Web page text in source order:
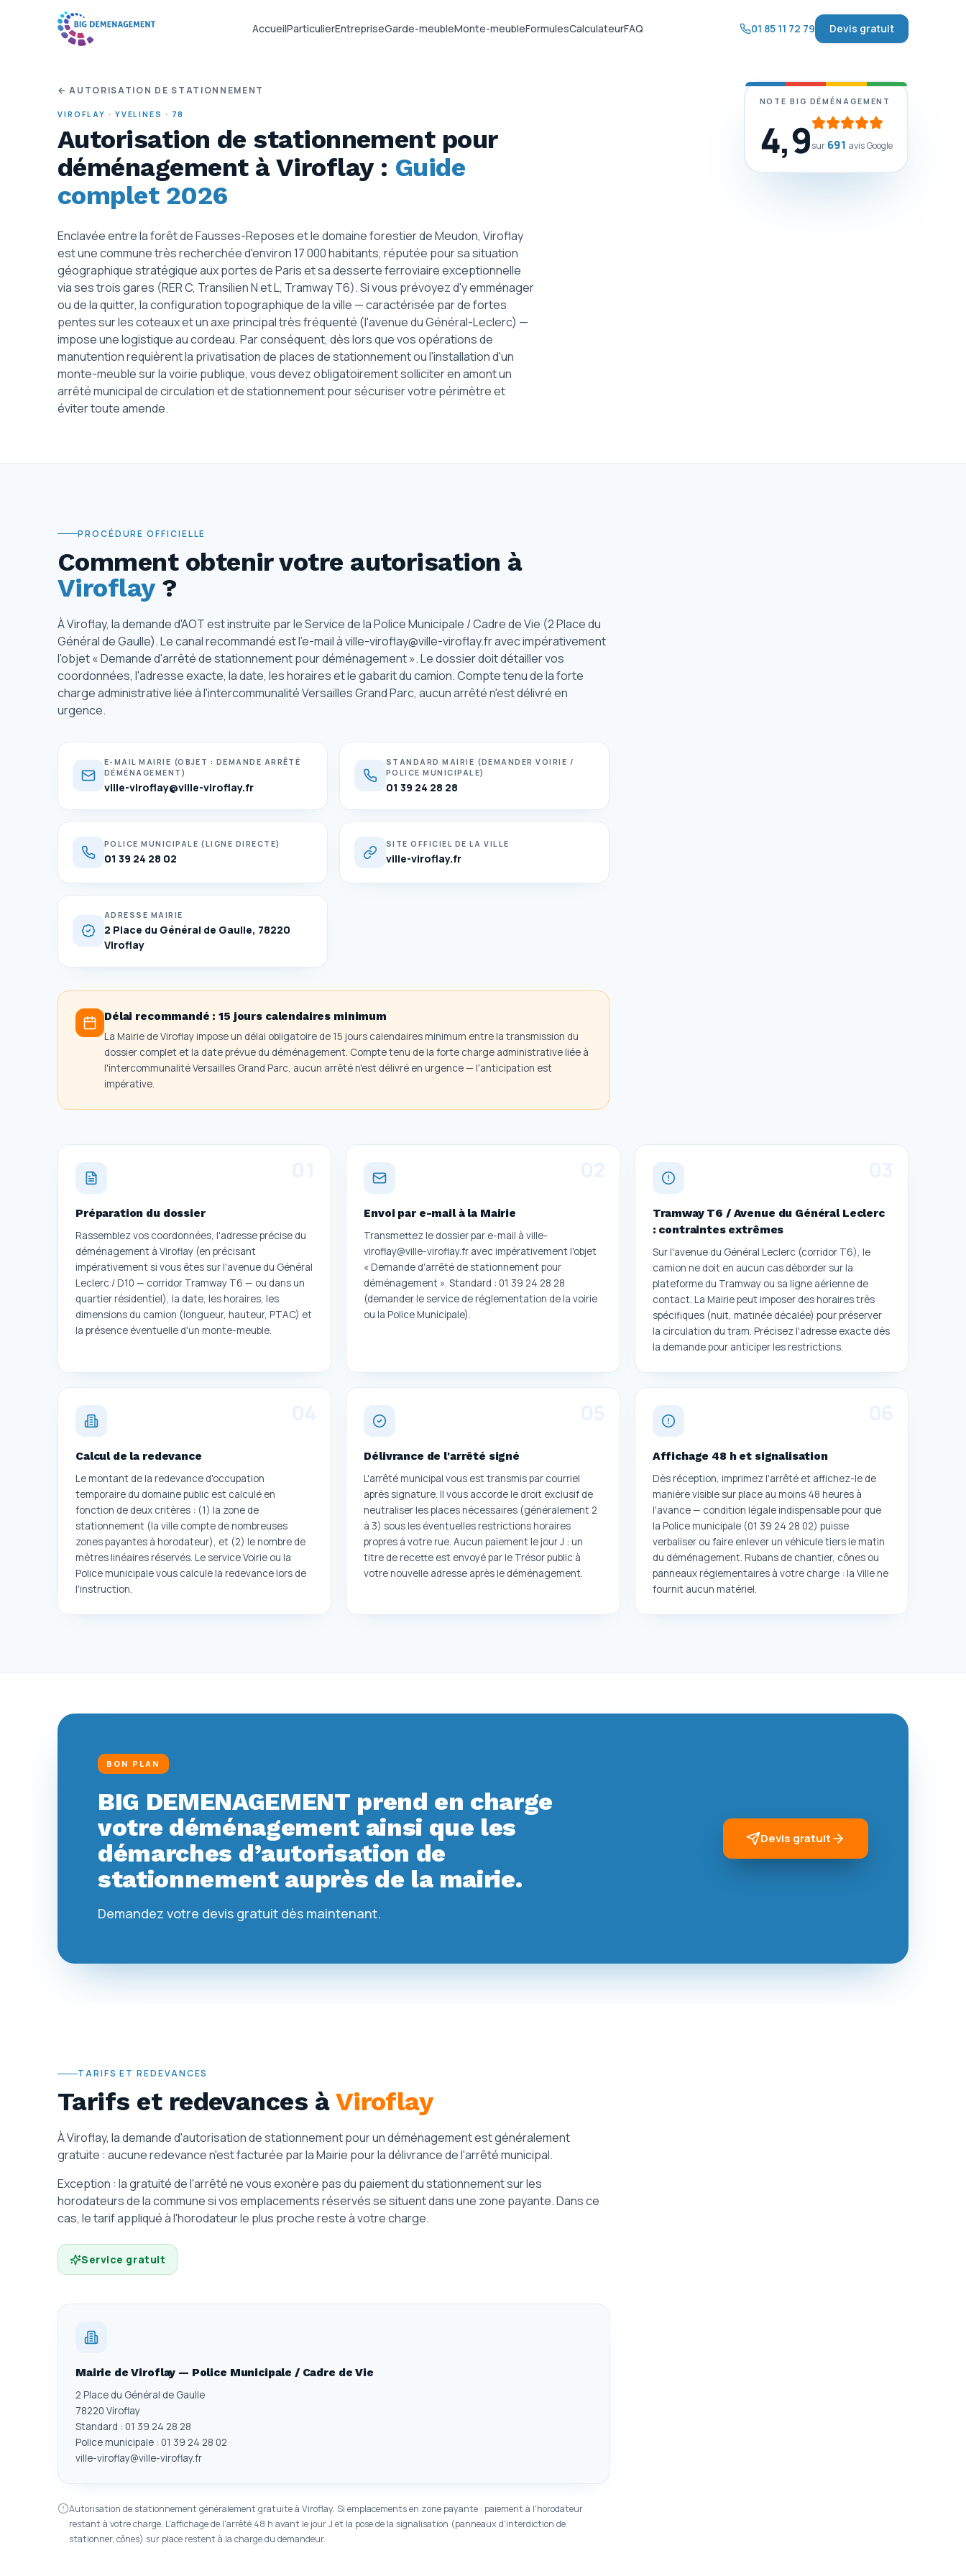
AccueilParticulierEntrepriseGarde-meubleMonte-meubleFormulesCalculateurFAQ 01 85 11 72 79 Devis gratuit
← AUTORISATION DE STATIONNEMENT
VIROFLAY · YVELINES · 78
Autorisation de stationnement pour
déménagement à Viroflay: Guide
complet 2026
Enclavée entre la forêt de Fausses-Reposes et le domaine forestier de Meudon, Viroflay
est une commune très recherchée d'environ 17 000 habitants, réputée pour sa situation
géographique stratégique aux portes de Paris et sa desserte ferroviaire exceptionnelle
via ses trois gares (RER C, Transilien N et L, Tramway T6). Si vous prévoyez d'y emménager
ou de la quitter, la configuration topographique de la ville — caractérisée par de fortes
pentes sur les coteaux et un axe principal très fréquenté (l'avenue du Général-Leclerc) —
impose une logistique au cordeau. Par conséquent, dès lors que vos opérations de
manutention requièrent la privatisation de places de stationnement ou l'installation d'un
monte-meuble sur la voirie publique, vous devez obligatoirement solliciter en amont un
arrêté municipal de circulation et de stationnement pour sécuriser votre périmètre et
éviter toute amende.
NOTE BIG DÉMÉNAGEMENT
4,9sur691 avis Google
PROCÉDURE OFFICIELLE
Comment obtenir votre autorisation à
Viroflay?
À Viroflay, la demande d'AOT est instruite par le Service de la Police Municipale / Cadre de Vie (2 Place du
Général de Gaulle). Le canal recommandé est l'e-mail à ville-viroflay@ville-viroflay.fr avec impérativement
l'objet « Demande d'arrêté de stationnement pour déménagement ». Le dossier doit détailler vos
coordonnées, l'adresse exacte, la date, les horaires et le gabarit du camion. Compte tenu de la forte
charge administrative liée à l'intercommunalité Versailles Grand Parc, aucun arrêté n'est délivré en
urgence.
E-MAIL MAIRIE (OBJET : DEMANDE ARRÊTÉ
DÉMÉNAGEMENT)
ville-viroflay@ville-viroflay.fr
STANDARD MAIRIE (DEMANDER VOIRIE /
POLICE MUNICIPALE)
01 39 24 28 28
POLICE MUNICIPALE (LIGNE DIRECTE)
01 39 24 28 02
SITE OFFICIEL DE LA VILLE
ville-viroflay.fr
ADRESSE MAIRIE
2 Place du Général de Gaulle, 78220
Viroflay
Délai recommandé :15 jours calendaires minimum
La Mairie de Viroflay impose un délai obligatoire de 15 jours calendaires minimum entre la transmission du
dossier complet et la date prévue du déménagement. Compte tenu de la forte charge administrative liée à
l'intercommunalité Versailles Grand Parc, aucun arrêté n'est délivré en urgence — l'anticipation est
impérative.
Préparation du dossier
Rassemblez vos coordonnées, l'adresse précise du
déménagement à Viroflay (en précisant
impérativement si vous êtes sur l'avenue du Général
Leclerc / D10 — corridor Tramway T6 — ou dans un
quartier résidentiel), la date, les horaires, les
dimensions du camion (longueur, hauteur, PTAC) et
la présence éventuelle d'un monte-meuble.
Envoi par e-mail à la Mairie
Transmettez le dossier par e-mail à ville-
viroflay@ville-viroflay.fr avec impérativement l'objet
« Demande d'arrêté de stationnement pour
déménagement ». Standard : 01 39 24 28 28
(demander le service de réglementation de la voirie
ou la Police Municipale).
Tramway T6 / Avenue du Général Leclerc
: contraintes extrêmes
Sur l'avenue du Général Leclerc (corridor T6), le
camion ne doit en aucun cas déborder sur la
plateforme du Tramway ou sa ligne aérienne de
contact. La Mairie peut imposer des horaires très
spécifiques (nuit, matinée décalée) pour préserver
la circulation du tram. Précisez l'adresse exacte dès
la demande pour anticiper les restrictions.
Calcul de la redevance
Le montant de la redevance d'occupation
temporaire du domaine public est calculé en
fonction de deux critères : (1) la zone de
stationnement (la ville compte de nombreuses
zones payantes à horodateur), et (2) le nombre de
mètres linéaires réservés. Le service Voirie ou la
Police municipale vous calcule la redevance lors de
l'instruction.
Délivrance de l'arrêté signé
L'arrêté municipal vous est transmis par courriel
après signature. Il vous accorde le droit exclusif de
neutraliser les places nécessaires (généralement 2
à 3) sous les éventuelles restrictions horaires
propres à votre rue. Aucun paiement le jour J : un
titre de recette est envoyé par le Trésor public à
votre nouvelle adresse après le déménagement.
Affichage 48 h et signalisation
Dès réception, imprimez l'arrêté et affichez-le de
manière visible sur place au moins 48 heures à
l'avance — condition légale indispensable pour que
la Police municipale (01 39 24 28 02) puisse
verbaliser ou faire enlever un véhicule tiers le matin
du déménagement. Rubans de chantier, cônes ou
panneaux réglementaires à votre charge : la Ville ne
fournit aucun matériel.
BON PLAN
BIG DEMENAGEMENT prend en charge
votre déménagement ainsi que les
démarches d’autorisation de
stationnement auprès de la mairie.
Demandez votre devis gratuit dès maintenant.
Devis gratuit
TARIFS ET REDEVANCES
Tarifs et redevances àViroflay
À Viroflay, la demande d'autorisation de stationnement pour un déménagement est généralement
gratuite : aucune redevance n'est facturée par la Mairie pour la délivrance de l'arrêté municipal.
Exception : la gratuité de l'arrêté ne vous exonère pas du paiement du stationnement sur les
horodateurs de la commune si vos emplacements réservés se situent dans une zone payante. Dans ce
cas, le tarif appliqué à l'horodateur le plus proche reste à votre charge.
Service gratuit
Mairie de Viroflay — Police Municipale / Cadre de Vie
2 Place du Général de Gaulle
78220 Viroflay
Standard : 01 39 24 28 28
Police municipale : 01 39 24 28 02
ville-viroflay@ville-viroflay.fr
Autorisation de stationnement généralement gratuite à Viroflay. Si emplacements en zone payante : paiement à l'horodateur
restant à votre charge. L'affichage de l'arrêté 48 h avant le jour J et la pose de la signalisation (panneaux d'interdiction de
stationner, cônes) sur place restent à la charge du demandeur.